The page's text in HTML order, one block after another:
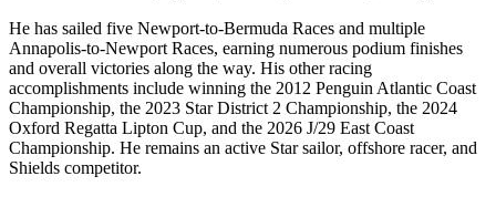
He has sailed five Newport-to-Bermuda Races and multiple
Annapolis-to-Newport Races, earning numerous podium finishes
and overall victories along the way. His other racing
accomplishments include winning the 2012 Penguin Atlantic Coast
Championship, the 2023 Star District 2 Championship, the 2024
Oxford Regatta Lipton Cup, and the 2026 J/29 East Coast
Championship. He remains an active Star sailor, offshore racer, and
Shields competitor.